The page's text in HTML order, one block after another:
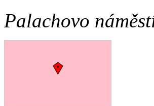
Palachovo